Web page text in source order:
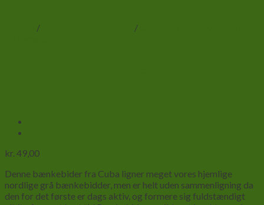
/ /
kr. 49,00
Denne bænkebider fra Cuba ligner meget vores hjemlige
nordlige grå bænkebidder, men er helt uden sammenligning da
den for det første er dags aktiv, og formere sig fuldstændigt